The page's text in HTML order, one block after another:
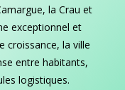
la Crau et
exceptionnel et
croissance, la ville
entre habitants,
logistiques.